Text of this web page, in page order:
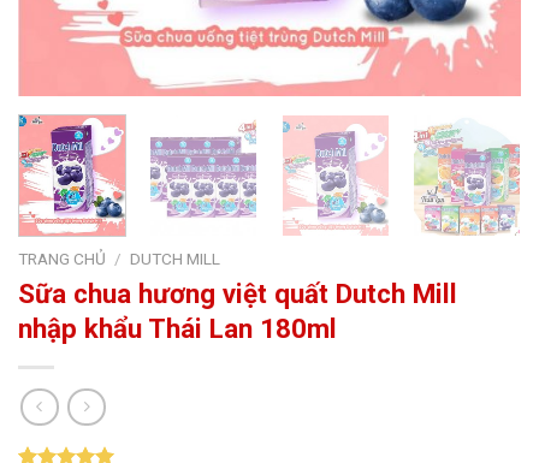
TRANG CHỦ / DUTCH MILL
Sữa chua hương việt quất Dutch Mill
nhập khẩu Thái Lan 180ml